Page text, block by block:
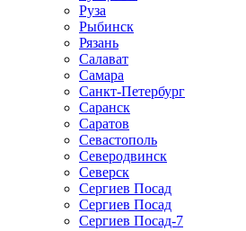
Руза
Рыбинск
Рязань
Салават
Самара
Санкт-Петербург
Саранск
Саратов
Севастополь
Северодвинск
Северск
Сергиев Посад
Сергиев Посад
Сергиев Посад-7